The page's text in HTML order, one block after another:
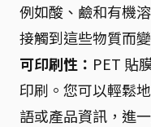
例如酸、鹼和有機
接觸到這些物質而
可印刷性： PET 貼
印刷。您可以輕鬆
語或產品資訊，進